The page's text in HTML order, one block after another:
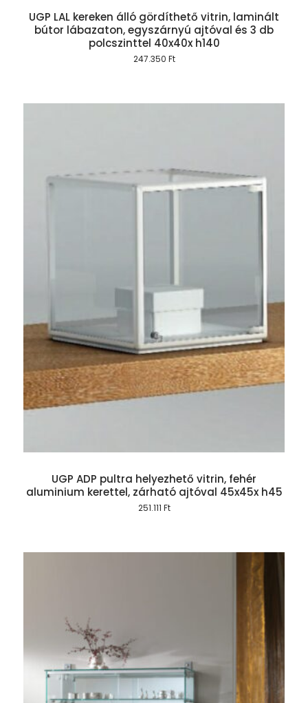
UGP LAL kereken álló gördíthető vitrin, laminált
bútor lábazaton, egyszárnyú ajtóval és 3 db
polcszinttel 40x40x h140
247.350 Ft
UGP ADP pultra helyezhető vitrin, fehér
aluminium kerettel, zárható ajtóval 45x45x h45
251.111 Ft